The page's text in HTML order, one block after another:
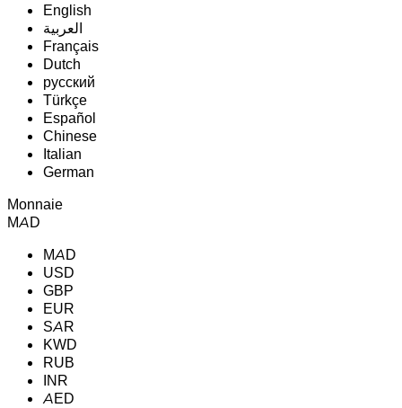
English
‏العربية‏
Français
Dutch
русский
Türkçe
Español
Chinese
Italian
German
Monnaie
MAD
MAD
USD
GBP
EUR
SAR
KWD
RUB
INR
AED